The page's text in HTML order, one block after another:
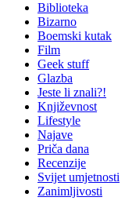
Biblioteka
Bizarno
Boemski kutak
Film
Geek stuff
Glazba
Jeste li znali?!
Književnost
Lifestyle
Najave
Priča dana
Recenzije
Svijet umjetnosti
Zanimljivosti